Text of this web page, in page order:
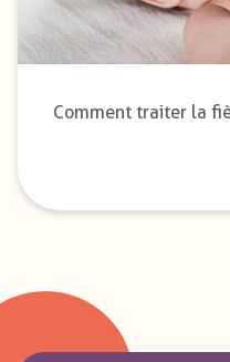
Comment traiter la